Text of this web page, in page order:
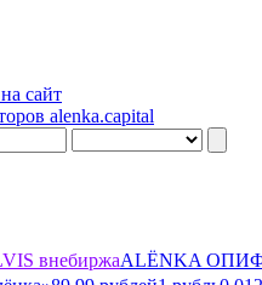
сайт
alenka.capital
внебиржаALЁNKA